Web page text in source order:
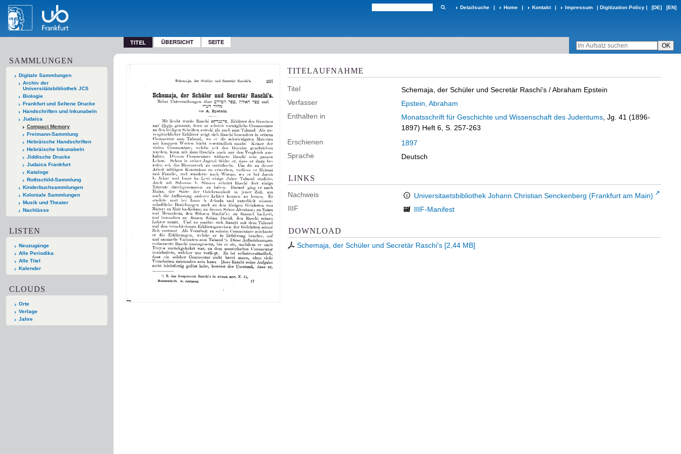
Detailsuche | Home | Kontakt | Impressum | Digitization Policy | [DE] [EN]
TITEL ÜBERSICHT SEITE
SAMMLUNGEN
Digitale Sammlungen
Archiv der
Universitätsbibliothek JCS
Biologie
Frankfurt und Seltene Drucke
Handschriften und Inkunabeln
Judaica
Compact Memory
Freimann-Sammlung
Hebräische Handschriften
Hebräische Inkunabeln
Jiddische Drucke
Judaica Frankfurt
Kataloge
Rothschild-Sammlung
Kinderbuchsammlungen
Koloniale Sammlungen
Musik und Theater
Nachlässe
LISTEN
Neuzugänge
Alle Periodika
Alle Titel
Kalender
CLOUDS
Orte
Verlage
Jahre
TITELAUFNAHME
Titel Schemaja, der Schüler und Secretär Raschi's / Abraham Epstein
Verfasser
Epstein, Abraham
Enthalten in
Monatsschrift für Geschichte und Wissenschaft des Judentums , Jg. 41 (1896-
1897) Heft 6, S. 257-263
Erschienen
1897
Sprache
Deutsch
LINKS
Nachweis
Universitaetsbibliothek Johann Christian Senckenberg (Frankfurt am Main)
IIIF
IIIF-Manifest
DOWNLOAD
Schemaja, der Schüler und Secretär Raschi's [2,44 MB]